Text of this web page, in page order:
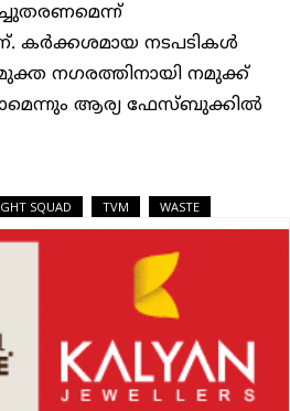
കർക്കശമായ നടപടികൾ
നഗരത്തിനായി നമുക്ക്
ആര്യ ഫേസ്ബുക്കിൽ
SQUAD TVM WASTE